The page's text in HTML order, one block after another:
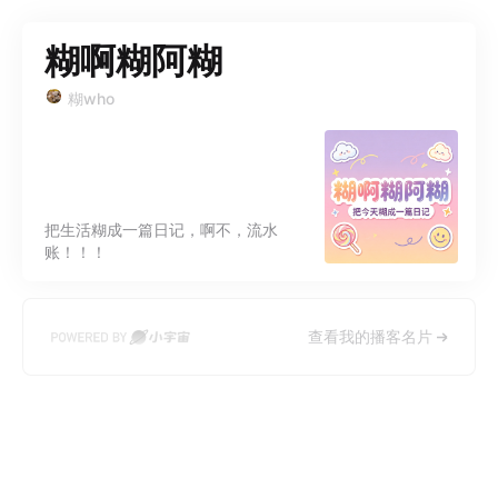
糊啊糊阿糊
糊who
把生活糊成一篇日记，啊不，流水
账！！！
查看我的播客名片